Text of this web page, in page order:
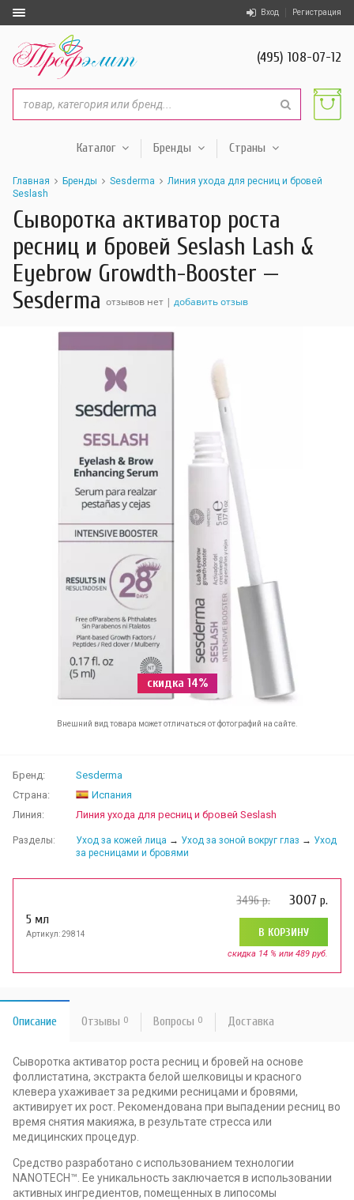
Вход Регистрация
(495) 108-07-12
Каталог Бренды Страны
Главная Бренды Sesderma
Линия ухода для ресниц и бровей
Seslash
Сыворотка активатор роста
ресниц и бровей Seslash Lash &
Eyebrow Growdth-Booster —
Sesderma отзывов нет | добавить отзыв
скидка 14%
Внешний вид товара может отличаться от фотографий на сайте.
Бренд:
Sesderma
Страна:
Испания
Линия:
Линия ухода для ресниц и бровей Seslash
Разделы: Уход за кожей лица → Уход за зоной вокруг глаз → Уход
за ресницами и бровями
5 мл
Артикул: 29814
3496р. 3007 р.
В КОРЗИНУ
скидка 14 % или 489 руб.
Описание Отзывы 0 Вопросы 0 Доставка
Сыворотка активатор роста ресниц и бровей на основе
фоллистатина, экстракта белой шелковицы и красного
клевера ухаживает за редкими ресницами и бровями,
активирует их рост. Рекомендована при выпадении ресниц во
время снятия макияжа, в результате стресса или
медицинских процедур.
Средство разработано с использованием технологии
NANOTECH™. Ее уникальность заключается в использовании
активных ингредиентов, помещенных в липосомы